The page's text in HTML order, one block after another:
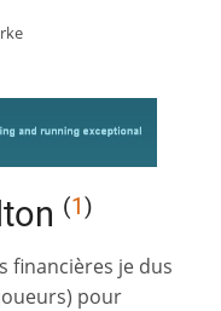
(1)
financières je dus
pour